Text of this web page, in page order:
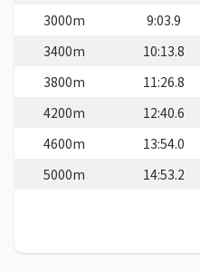
3000m
9:03.9
3400m
10:13.8
3800m
11:26.8
4200m
12:40.6
4600m
13:54.0
5000m
14:53.2